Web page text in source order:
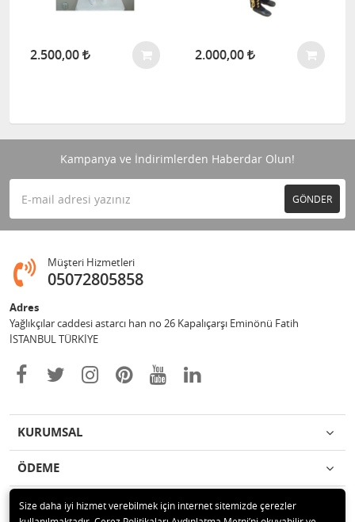
2.500,00 2.000,00
Kampanya ve İndirimlerden Haberdar Olun!
GÖNDER
Müşteri Hizmetleri
05072805858
Adres
Yağlıkçılar caddesi astarcı han no 26 Kapalıçarşı Eminönü Fatih
İSTANBUL TÜRKİYE
KURUMSAL
ÖDEME
İLETİŞİM
Size daha iyi hizmet verebilmek için internet sitemizde çerezler